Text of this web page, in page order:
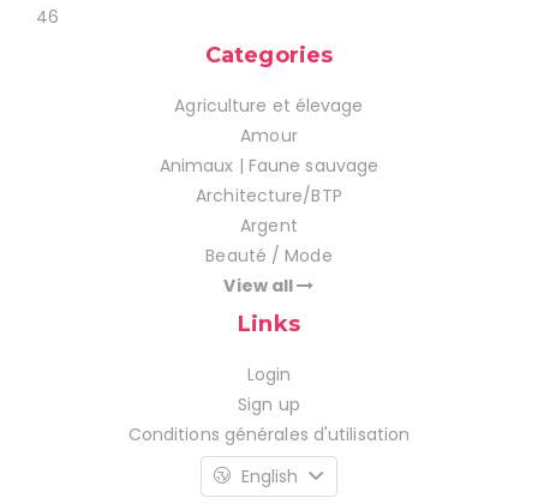
46
Categories
Agriculture et élevage
Amour
Animaux | Faune sauvage
Architecture/BTP
Argent
Beauté / Mode
View all
Links
Login
Sign up
Conditions générales d'utilisation
English